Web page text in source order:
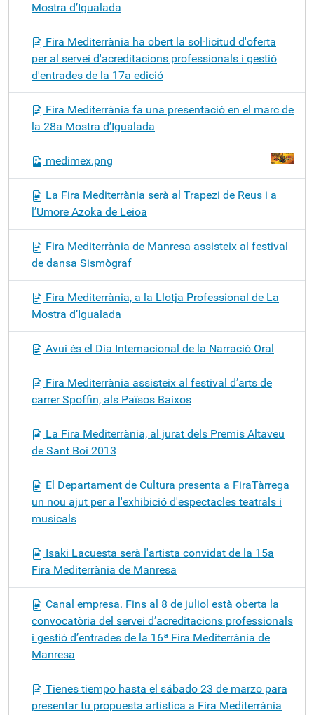
Mostra d’Igualada
Fira Mediterrània ha obert la sol·licitud d'oferta
per al servei d'acreditacions professionals i gestió
d'entrades de la 17a edició
Fira Mediterrània fa una presentació en el marc de
la 28a Mostra d’Igualada
medimex.png
La Fira Mediterrània serà al Trapezi de Reus i a
l’Umore Azoka de Leioa
Fira Mediterrània de Manresa assisteix al festival
de dansa Sismògraf
Fira Mediterrània, a la Llotja Professional de La
Mostra d’Igualada
Avui és el Dia Internacional de la Narració Oral
Fira Mediterrània assisteix al festival d’arts de
carrer Spoffin, als Països Baixos
La Fira Mediterrània, al jurat dels Premis Altaveu
de Sant Boi 2013
El Departament de Cultura presenta a FiraTàrrega
un nou ajut per a l'exhibició d'espectacles teatrals i
musicals
Isaki Lacuesta serà l'artista convidat de la 15a
Fira Mediterrània de Manresa
Canal empresa. Fins al 8 de juliol està oberta la
convocatòria del servei d’acreditacions professionals
i gestió d’entrades de la 16ª Fira Mediterrània de
Manresa
Tienes tiempo hasta el sábado 23 de marzo para
presentar tu propuesta artística a Fira Mediterrània